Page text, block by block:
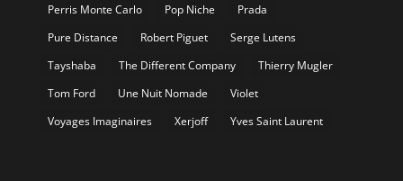
Perris Monte Carlo
Pop Niche
Prada
Pure Distance
Robert Piguet
Serge Lutens
Tayshaba
The Different Company
Thierry Mugler
Tom Ford
Une Nuit Nomade
Violet
Voyages Imaginaires
Xerjoff Yves Saint Laurent